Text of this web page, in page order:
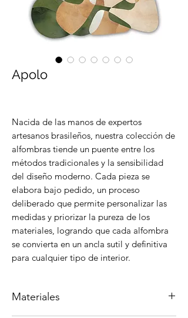
Apolo
Nacida de las manos de expertos
artesanos brasileños, nuestra colección de
alfombras tiende un puente entre los
métodos tradicionales y la sensibilidad
del diseño moderno. Cada pieza se
elabora bajo pedido, un proceso
deliberado que permite personalizar las
medidas y priorizar la pureza de los
materiales, logrando que cada alfombra
se convierta en un ancla sutil y definitiva
para cualquier tipo de interior.
Materiales